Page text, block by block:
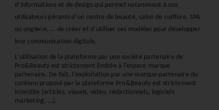
d’informations et de design qui permet notamment à nos
utilisateurs gérants d’un centre de beauté, salon de coiffure, SPA
ou onglerie, … de créer et d’utiliser ces modèles pour développer
leur communication digitale.
L’utilisation de la plateforme par une société partenaire de
Pro&Beauty est strictement limitée à l’espace marque
partenaire. De fait, l’exploitation par une marque partenaire du
contenu proposé par la plateforme Pro&Beauty est strictement
interdite (articles, visuels, vidéo, rédactionnels, logiciels
marketing, …).